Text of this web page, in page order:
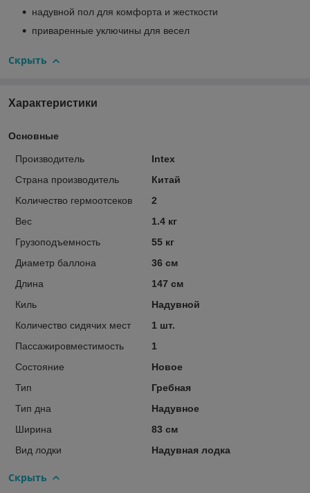
надувной пол для комфорта и жесткости
приваренные уключины для весел
Скрыть
Характеристики
Основные
Производитель
Intex
Страна производитель
Китай
Kоличество гермоотсеков
2
Вес
1.4 кг
Грузоподъемность
55 кг
Диаметр баллона
36 см
Длина
147 см
Киль
Надувной
Количество сидячих мест
1 шт.
Пассажировместимость
1
Состояние
Новое
Тип
Гребная
Тип дна
Надувное
Ширина
83 см
Вид лодки
Надувная лодка
Скрыть